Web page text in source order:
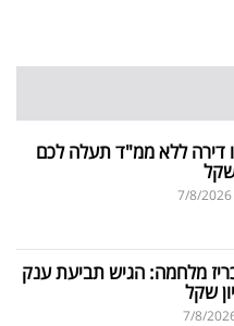
דירה ללא ממ"ד תעלה לכם
7/8/2026
מלחמה: הגיש תביעת ענק
7/8/